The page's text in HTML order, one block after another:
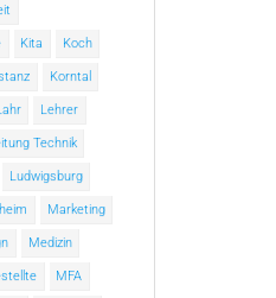
Kita Koch
Korntal
Lehrer
Technik
Ludwigsburg
Marketing
Medizin
MFA